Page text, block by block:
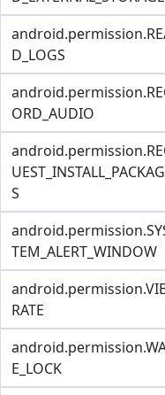
D_LOGS
ORD_AUDIO
S
TEM_ALERT_WINDOW
RATE
E_LOCK